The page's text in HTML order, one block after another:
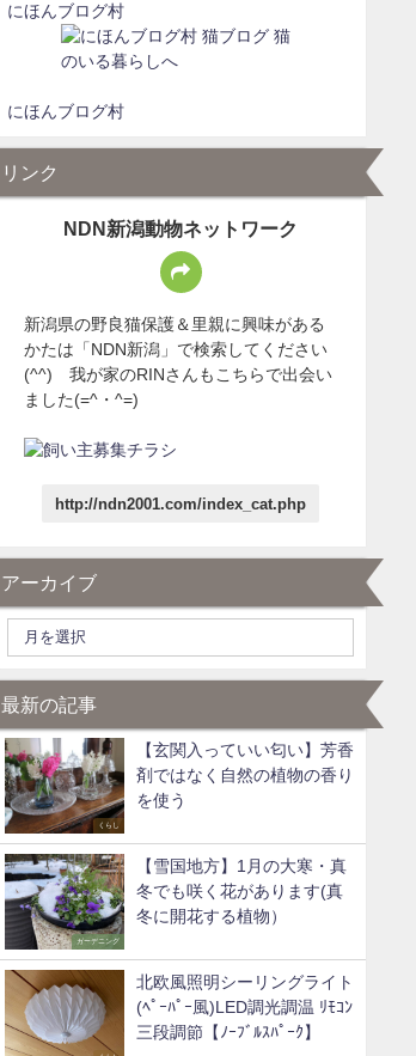
にほんブログ村
にほんブログ村
リンク
NDN新潟動物ネットワーク
新潟県の野良猫保護＆里親に興味がある
かたは「NDN新潟」で検索してください
(^^) 我が家のRINさんもこちらで出会い
ました(=^・^=)
http://ndn2001.com/index_cat.php
アーカイブ
最新の記事
くらし
【玄関入っていい匂い】芳香
剤ではなく自然の植物の香り
を使う
ガーデニング
【雪国地方】1月の大寒・真
冬でも咲く花があります(真
冬に開花する植物）
北欧風照明シーリングライト
(ﾍﾟｰﾊﾟｰ風)LED調光調温 ﾘﾓｺﾝ
三段調節【ﾉｰﾌﾞﾙｽﾊﾟｰｸ】